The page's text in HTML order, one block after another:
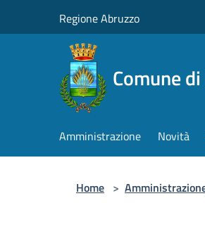
Regione Abruzzo
Comune
Amministrazione Novità
Home >